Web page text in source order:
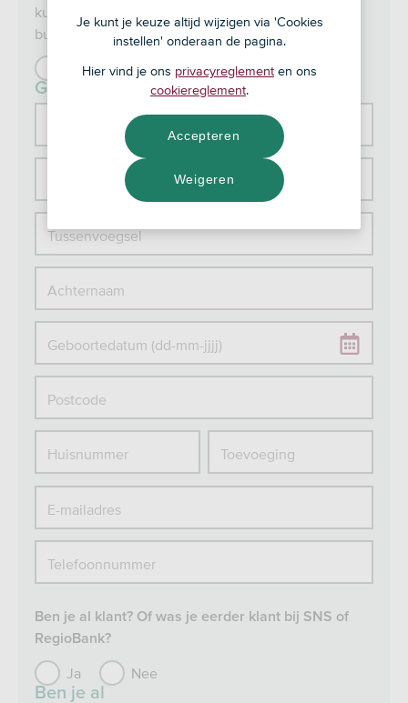
kunnen plannen bij een ASN-kantoor bij jou in de
buurt.
Geslacht
Mevrouw De heer
Tussenvoegsel
Achternaam
Geboortedatum (dd-mm-jjjj)
Postcode
Huisnummer Toevoeging
E-mailadres
Telefoonnummer
Ben je al klant? Of was je eerder klant bij SNS of
RegioBank?
Ben je al
Ja Nee
Je kunt je keuze altijd wijzigen via 'Cookies
instellen' onderaan de pagina.
Hier vind je ons privacyreglement en ons
cookiereglement.
Weigeren
Accepteren